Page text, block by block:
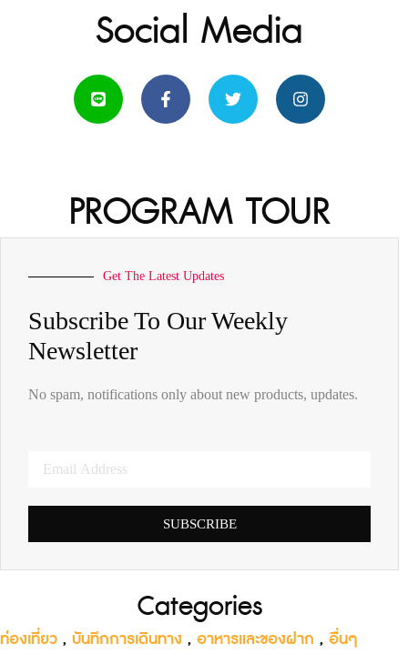
Social Media
PROGRAM TOUR
Get The Latest Updates
Subscribe To Our Weekly
Newsletter
No spam, notifications only about new products, updates.
SUBSCRIBE
Categories
ท่องเที่ยว , บันทึกการเดินทาง , อาหารและของฝาก , อื่นๆ